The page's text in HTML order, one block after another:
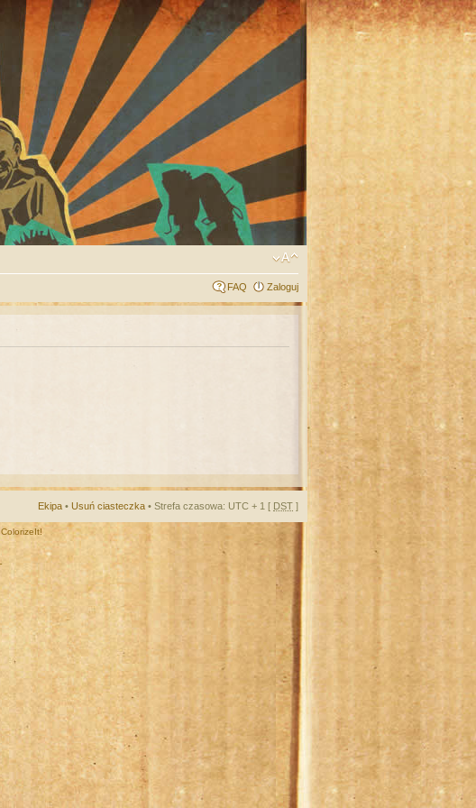
FAQ Zaloguj
Ekipa • Usuń ciasteczka • Strefa czasowa: UTC + 1 [ DST ]
ColorizeIt!